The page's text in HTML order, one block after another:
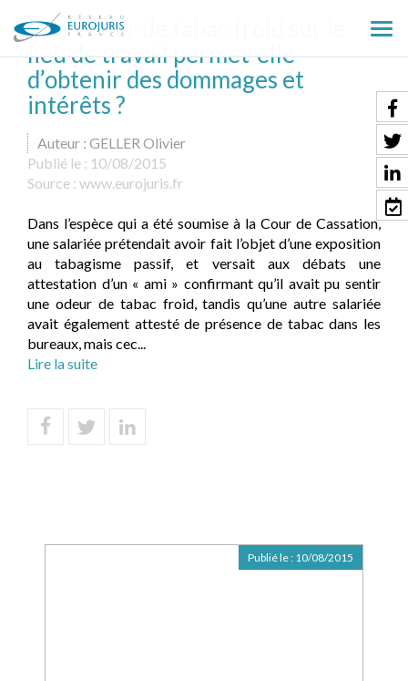
le
Une odeur de tabac froid sur le
lieu de travail permet-elle
d’obtenir des dommages et
intérêts ?
Auteur : GELLER Olivier
Publié le : 10/08/2015
Source : www.eurojuris.fr
Dans l’espèce qui a été soumise à la Cour de Cassation,
une salariée prétendait avoir fait l’objet d’une exposition
au tabagisme passif, et versait aux débats une
attestation d’un « ami » confirmant qu’il avait pu sentir
une odeur de tabac froid, tandis qu’une autre salariée
avait également attesté de présence de tabac dans les
bureaux, mais cec...
Lire la suite
Publié le : 10/08/2015